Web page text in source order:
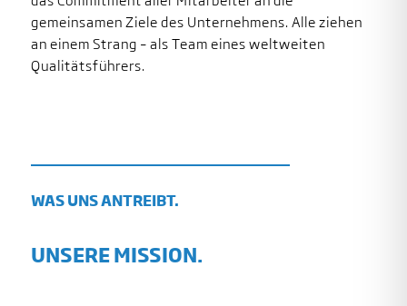
gemeinsamen Ziele des Unternehmens. Alle ziehen
an einem Strang – als Team eines weltweiten
Qualitätsführers.
WAS UNS ANTREIBT.
UNSERE MISSION.